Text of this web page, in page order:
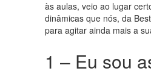
às aulas, veio ao lugar
dinâmicas que nós, da
para agitar ainda mais a
1 – Eu sou